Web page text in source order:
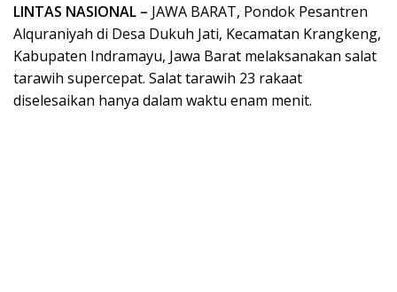
LINTAS NASIONAL – JAWA BARAT, Pondok Pesantren
Alquraniyah di Desa Dukuh Jati, Kecamatan Krangkeng,
Kabupaten Indramayu, Jawa Barat melaksanakan salat
tarawih supercepat. Salat tarawih 23 rakaat
diselesaikan hanya dalam waktu enam menit.